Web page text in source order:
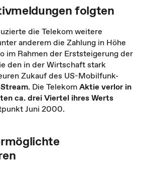
folgten
die Telekom weitere
anderem die Zahlung in Höhe
im Rahmen der Erststeigerung der
den in der Wirtschaft stark
Zukauf des US-Mobilfunk-
. Die TelekomAktie verlor in
ca. drei Viertel ihres Werts
Juni 2000.